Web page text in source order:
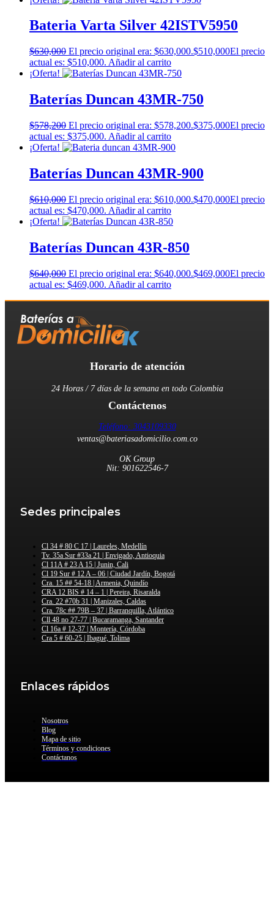
Bateria Varta Silver 42ISTV5950
$630,000 El precio original era: $630,000.$510,000El precio
actual es: $510,000. Añadir al carrito
¡Oferta!
Baterías Duncan 43MR-750
$578,200 El precio original era: $578,200.$375,000El precio
actual es: $375,000. Añadir al carrito
¡Oferta!
Baterías Duncan 43MR-900
$610,000 El precio original era: $610,000.$470,000El precio
actual es: $470,000. Añadir al carrito
¡Oferta!
Baterías Duncan 43R-850
$640,000 El precio original era: $640,000.$469,000El precio
actual es: $469,000. Añadir al carrito
Horario de atención
24 Horas / 7 días de la semana en todo Colombia
Contáctenos
Teléfono: 3043109330
ventas@bateriasadomicilio.com.co
OK Group
Nit: 901622546-7
Sedes principales
Cl 34 # 80 C 17 | Laureles, Medellín
Tv. 35a Sur #33a 21 | Envigado, Antioquia
Cl 11A # 23 A 15 | Junin, Cali
Cl 19 Sur # 12 A – 06 | Ciudad Jardín, Bogotá
Cra. 15 ## 54-18 | Armenia, Quindío
CRA 12 BIS # 14 – 1 | Pereira, Risaralda
Cra. 22 #70b 31 | Manizales, Caldas
Cra. 78c ## 79B – 37 | Barranquilla, Atlántico
Cll 48 no 27-77 | Bucaramanga, Santander
Cl 16a # 12-37 | Montería, Córdoba
Cra 5 # 60-25 | Ibagué, Tolima
Enlaces rápidos
Nosotros
Blog
Mapa de sitio
Términos y condiciones
Contáctanos